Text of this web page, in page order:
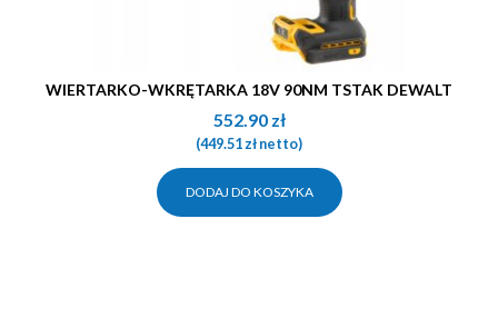
WIERTARKO-WKRĘTARKA 18V 90NM TSTAK DEWALT
552.90 zł
(449.51złnetto)
DODAJ DO KOSZYKA